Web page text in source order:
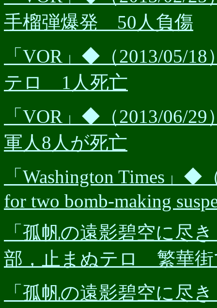
手榴弾爆発 50人負傷
「VOR」◆（2013/05/
テロ 1人死亡
「VOR」◆（2013/06/
軍人8人が死亡
「Washington Times」◆
for two bomb-making
「孤帆の遠影碧空に尽
部，止まぬテロ 繁華街
「孤帆の遠影碧空に尽